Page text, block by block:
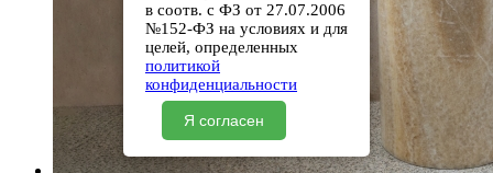
в соотв. с ФЗ от 27.07.2006
№152-ФЗ на условиях и для
целей, определенных
политикой
конфиденциальности
Я согласен